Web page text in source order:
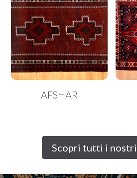
AFSHAR
Scopri tutti i